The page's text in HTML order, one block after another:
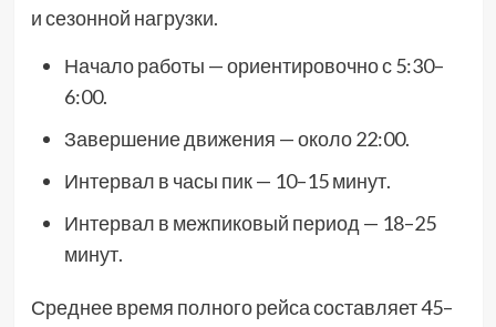
и сезонной нагрузки.
Начало работы — ориентировочно с 5:30–
6:00.
Завершение движения — около 22:00.
Интервал в часы пик — 10–15 минут.
Интервал в межпиковый период — 18–25
минут.
Среднее время полного рейса составляет 45–